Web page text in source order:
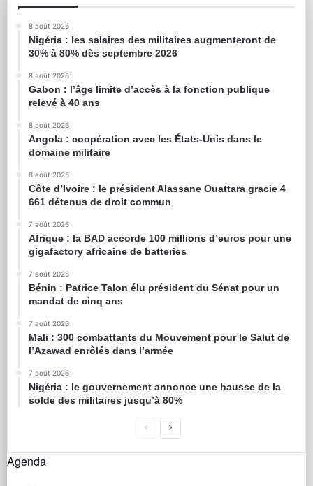
8 août 2026
Nigéria : les salaires des militaires augmenteront de
30% à 80% dès septembre 2026
8 août 2026
Gabon : l’âge limite d’accès à la fonction publique
relevé à 40 ans
8 août 2026
Angola : coopération avec les États-Unis dans le
domaine militaire
8 août 2026
Côte d’Ivoire : le président Alassane Ouattara gracie 4
661 détenus de droit commun
7 août 2026
Afrique : la BAD accorde 100 millions d’euros pour une
gigafactory africaine de batteries
7 août 2026
Bénin : Patrice Talon élu président du Sénat pour un
mandat de cinq ans
7 août 2026
Mali : 300 combattants du Mouvement pour le Salut de
l’Azawad enrôlés dans l’armée
7 août 2026
Nigéria : le gouvernement annonce une hausse de la
solde des militaires jusqu’à 80%
Agenda